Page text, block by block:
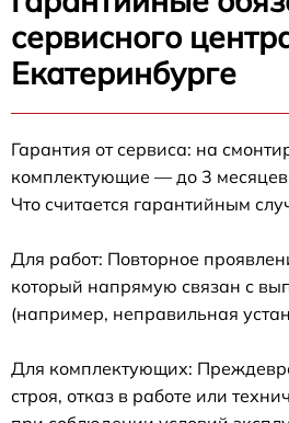
сервисного
Екатеринбурге
Гарантия от сервиса: на
комплектующие — до 3
Что считается гарантийным
Для работ: Повторное
который напрямую связан с
(например, неправильная
Для комплектующих:
строя, отказ в работе или